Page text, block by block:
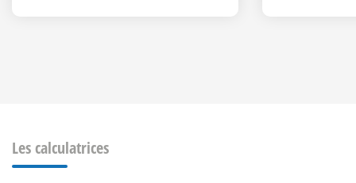
Les calculatrices